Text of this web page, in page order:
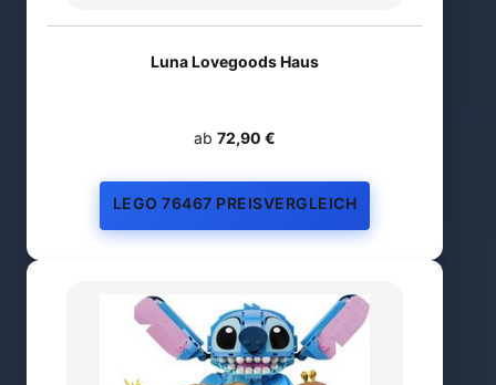
Luna Lovegoods Haus
ab 72,90 €
LEGO 76467 PREISVERGLEICH